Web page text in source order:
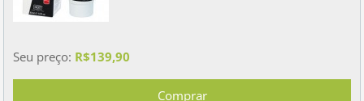
Seu preço: R$139,90